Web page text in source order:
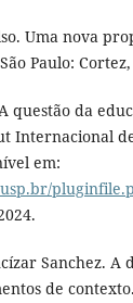
Uma nova
Paulo:
questão da
Internacional
em:
Sanchez. A
de